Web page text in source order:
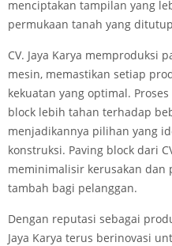
menciptakan tampilan yang
permukaan tanah yang
CV. Jaya Karya memproduksi
mesin, memastikan setiap
kekuatan yang optimal.
block lebih tahan terhadap
menjadikannya pilihan yang
konstruksi. Paving block dari
meminimalisir kerusakan dan
tambah bagi pelanggan.
Dengan reputasi sebagai
Jaya Karya terus berinovasi